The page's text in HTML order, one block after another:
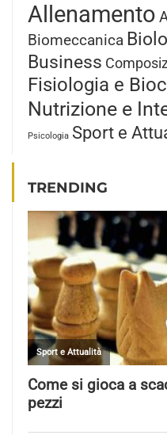
Allenamento
Biomeccanica
Business
Fisiologia e
Nutrizione e
Psicologia Sport e
TRENDING